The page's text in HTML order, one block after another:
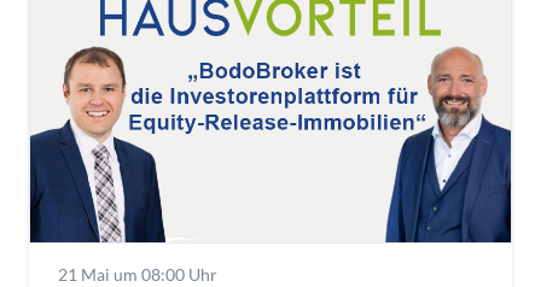
21 Mai um 08:00 Uhr